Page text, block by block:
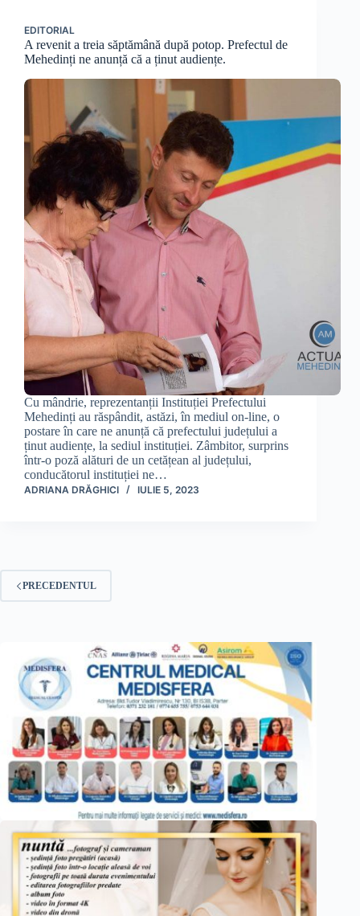
EDITORIAL
A revenit a treia săptămână după potop. Prefectul de
Mehedinți ne anunță că a ținut audiențe.
Cu mândrie, reprezentanții Instituției Prefectului
Mehedinți au răspândit, astăzi, în mediul on-line, o
postare în care ne anunță că prefectului județului a
ținut audiențe, la sediul instituției. Zâmbitor, surprins
într-o poză alături de un cetățean al județului,
conducătorul instituției ne…
ADRIANA DRĂGHICI IULIE 5, 2023
PRECEDENTUL